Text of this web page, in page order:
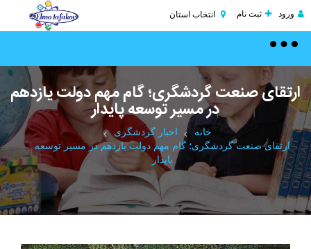
ورود ثبت نام انتخاب استان
Toggle
ارتقای صنعت گردشگری؛ گام مهم دولت یازدهم
در مسیر توسعه پایدار
خانه
اخبار گردشگری
ارتقای صنعت گردشگری؛ گام مهم دولت یازدهم در مسیر توسعه
پایدار